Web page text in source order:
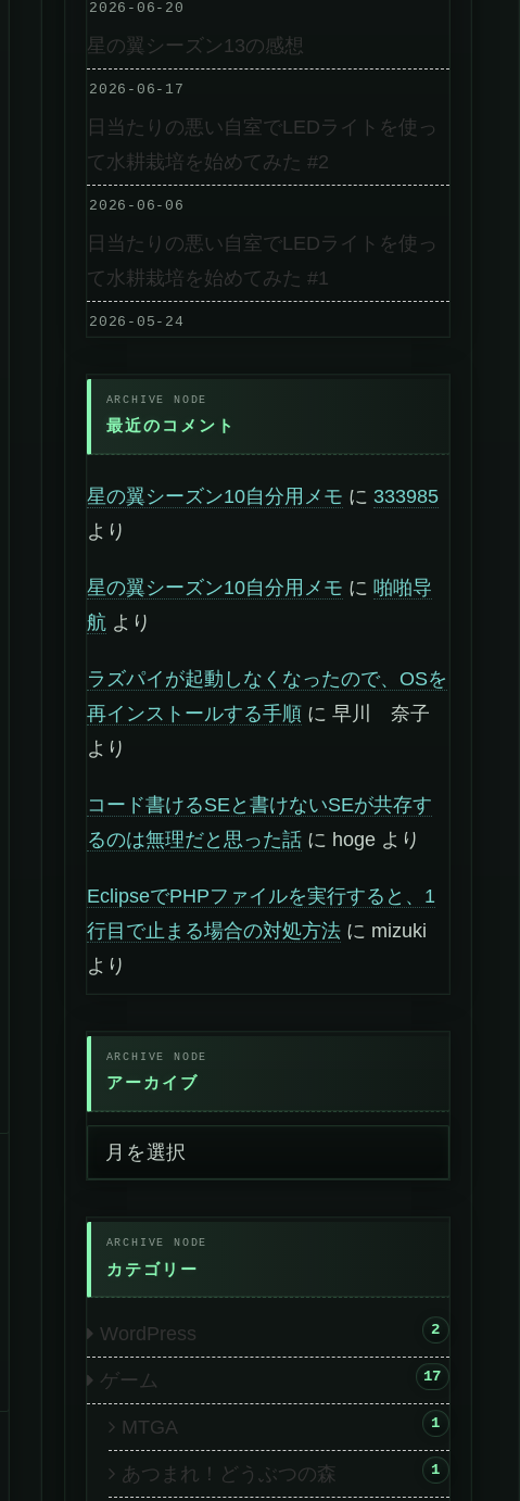
2026-06-20
星の翼シーズン13の感想
2026-06-17
日当たりの悪い自室でLEDライトを使っ
て水耕栽培を始めてみた #2
2026-06-06
日当たりの悪い自室でLEDライトを使っ
て水耕栽培を始めてみた #1
2026-05-24
最近のコメント
星の翼シーズン10自分用メモ に 333985
より
星の翼シーズン10自分用メモ に 啪啪导
航 より
ラズパイが起動しなくなったので、OSを
再インストールする手順 に 早川 奈子
より
コード書けるSEと書けないSEが共存す
るのは無理だと思った話 に hoge より
EclipseでPHPファイルを実行すると、1
行目で止まる場合の対処方法 に mizuki
より
アーカイブ
カテゴリー
WordPress 2
ゲーム 17
MTGA 1
あつまれ！どうぶつの森 1